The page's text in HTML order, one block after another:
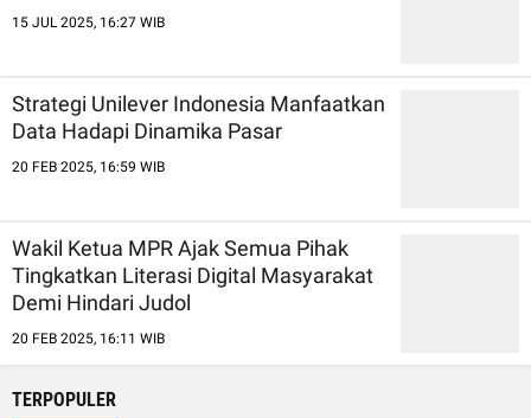
15 JUL 2025, 16:27 WIB
Strategi Unilever Indonesia Manfaatkan
Data Hadapi Dinamika Pasar
20 FEB 2025, 16:59 WIB
Wakil Ketua MPR Ajak Semua Pihak
Tingkatkan Literasi Digital Masyarakat
Demi Hindari Judol
20 FEB 2025, 16:11 WIB
TERPOPULER